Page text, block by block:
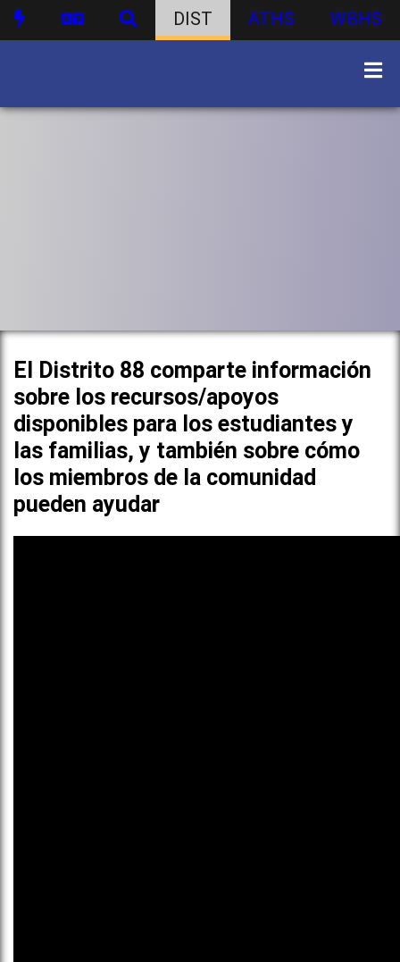
DIST ATHS WBHS
El Distrito 88 comparte información
sobre los recursos/apoyos
disponibles para los estudiantes y
las familias, y también sobre cómo
los miembros de la comunidad
pueden ayudar